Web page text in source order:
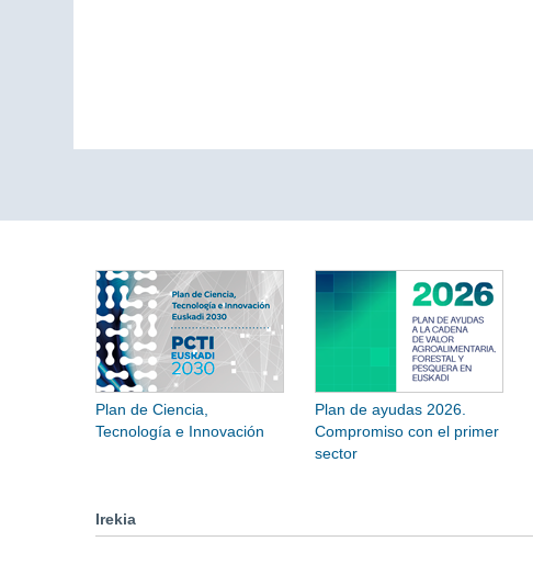
Plan de Ciencia,
Tecnología e Innovación
Plan de ayudas 2026.
Compromiso con el primer
sector
Irekia